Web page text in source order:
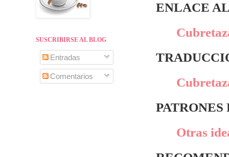
ENLACE
Otras
SUSCRIBIRSE AL BLOG
Entradas
Comentarios